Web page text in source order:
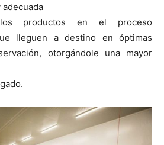
productos en el proceso
lleguen a destino en óptimas
otorgándole una mayor